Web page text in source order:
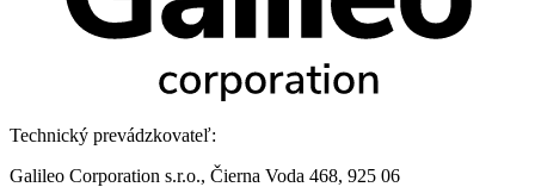
Technický prevádzkovateľ:
Galileo Corporation s.r.o., Čierna Voda 468, 925 06